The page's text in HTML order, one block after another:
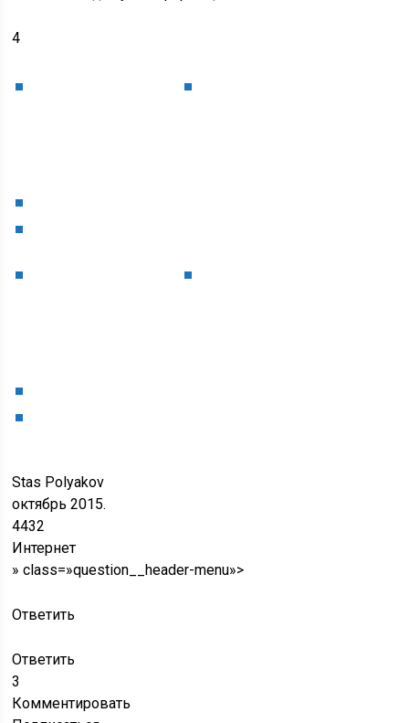
4
4432
Интернет
Ответить
Ответить
3
Комментировать
3
Paul Karikh
4 года назад
Программист